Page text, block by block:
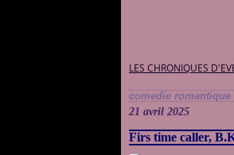
LES CHRONIQUES
comedie romantique
21 avril 2025
Firs time caller,